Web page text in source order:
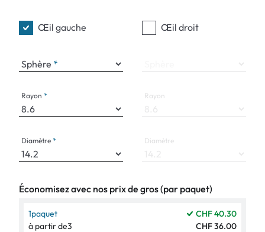
Œil gauche
Sphère
Rayon
Diamètre
Œil droit
Rayon
Diamètre
Économisez avec nos prix de gros (par paquet)
1paquet
CHF 40.30
à partir de3
CHF 36.00